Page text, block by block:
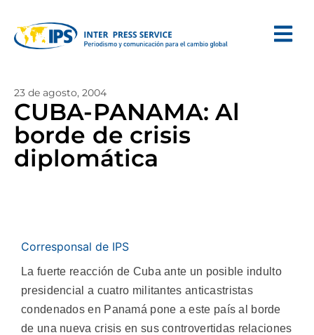
23 de agosto, 2004
CUBA-PANAMA: Al
borde de crisis
diplomática
Corresponsal de IPS
La fuerte reacción de Cuba ante un posible indulto
presidencial a cuatro militantes anticastristas
condenados en Panamá pone a este país al borde
de una nueva crisis en sus controvertidas relaciones